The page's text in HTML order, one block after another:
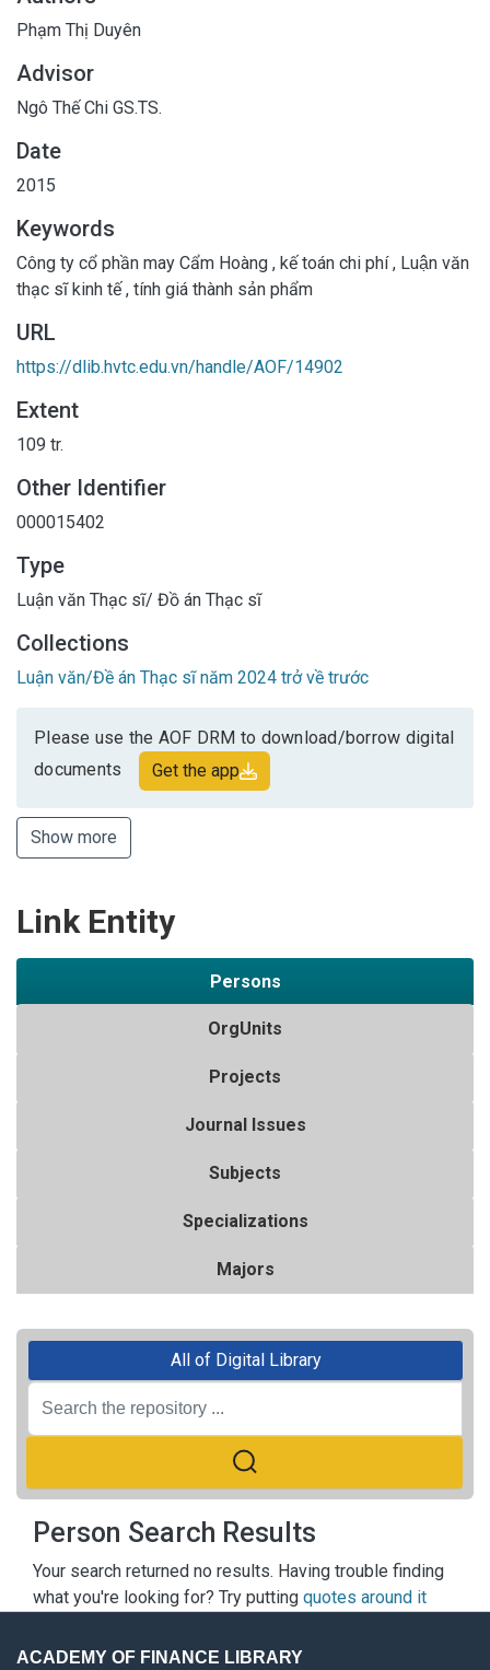
Phạm Thị Duyên
Advisor
Ngô Thế Chi GS.TS.
Date
2015
Keywords
Công ty cổ phần may Cẩm Hoàng , kế toán chi phí, Luận văn
thạc sĩ kinh tế, tính giá thành sản phẩm
URL
https://dlib.hvtc.edu.vn/handle/AOF/14902
Extent
109 tr.
Other Identifier
000015402
Type
Luận văn Thạc sĩ/ Đồ án Thạc sĩ
Collections
Luận văn/Đề án Thạc sĩ năm 2024 trở về trước
Please use the AOF DRM to download/borrow digital
documents
Get the app
Show more
Link Entity
Persons
OrgUnits
Projects
Journal Issues
Subjects
Specializations
Majors
All of Digital Library
Person Search Results
Your search returned no results. Having trouble finding
what you're looking for? Try putting quotes around it
ACADEMY OF FINANCE LIBRARY